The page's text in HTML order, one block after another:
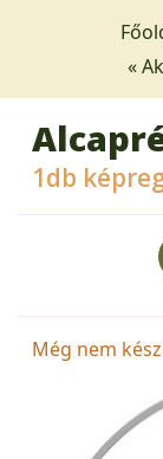
«
1db
Még nem